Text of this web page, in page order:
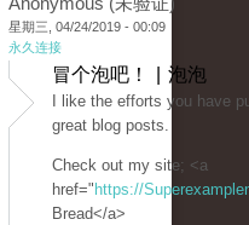
星期三, 04/24/2019 - 00:09
永久连接
冒个泡吧！ | 泡泡
I like the efforts you have
great blog posts.
Check out my site; <a
href=" https://
Bread</a>